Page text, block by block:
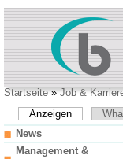
Startseite»Job &
Anzeigen
News
Management &